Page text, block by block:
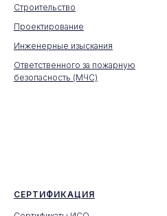
Строительство
Проектирование
Инженерные изыскания
Ответственного за пожарную
безопасность (МЧС)
СЕРТИФИКАЦИЯ